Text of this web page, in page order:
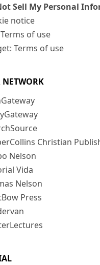
Sell My Personal
notice
of use
Terms of use
NETWORK
Christian
Nelson
Vida
Nelson
Press